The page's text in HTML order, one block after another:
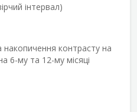
інтервал)
накопичення контрасту на
6-му та 12-му місяці